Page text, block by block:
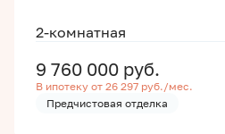
2-комнатная
9 760 000 руб.
В ипотеку от 26 297 руб./мес.
Предчистовая отделка